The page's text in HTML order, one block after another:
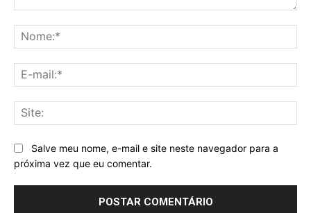
Salve meu nome, e-mail e site neste navegador para a
próxima vez que eu comentar.